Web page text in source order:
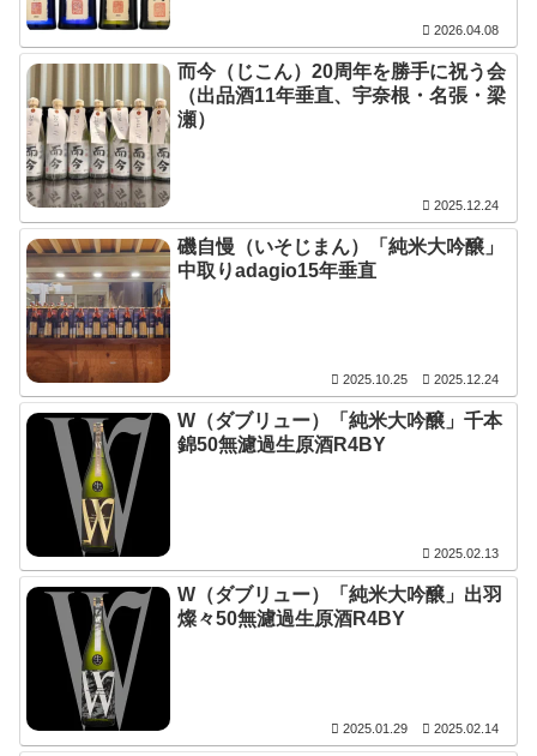
2026.04.08
而今（じこん）20周年を勝手に祝う会
（出品酒11年垂直、宇奈根・名張・梁
瀬）
2025.12.24
磯自慢（いそじまん）「純米大吟醸」
中取りadagio15年垂直
2025.10.25 2025.12.24
W（ダブリュー）「純米大吟醸」千本
錦50無濾過生原酒R4BY
2025.02.13
W（ダブリュー）「純米大吟醸」出羽
燦々50無濾過生原酒R4BY
2025.01.29 2025.02.14